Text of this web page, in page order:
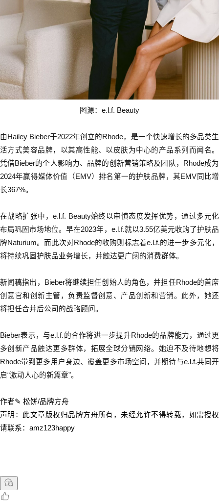
图源： e.l.f. Beauty
由Hailey Bieber于2022年创立的Rhode，是一个快速增长的多品类生
活方式美容品牌，以其高性能、以皮肤为中心的产品系列而闻名。
凭借Bieber的个人影响力、品牌的创新营销策略及团队，Rhode成为
2024年赢得媒体价值（EMV）排名第一的护肤品牌，其EMV同比增
长367%。
在战略扩张中，e.l.f. Beauty始终以审慎态度发挥优势，通过多元化
布局巩固市场地位。早在2023年，e.l.f.就以3.55亿美元收购了护肤品
牌Naturium。而此次对Rhode的收购则标志着e.l.f.的进一步多元化，
将持续巩固护肤品业务增长，并触达更广阔的消费群体。
新闻稿指出，
Bieber将继续担任创始人的角色，并担任Rhode的首席
创意官和创新主管，负责监督创意、产品创新和营销。 此外， 她还
将担任合并后公司的战略顾问。
Bieber表示，与e.l.f.的合作将进一步提升Rhode的品牌能力，通过更
多创新产品触达更多群体，拓展全球分销网络。她迫不及待地想将
Rhode带到更多用户身边、覆盖更多市场空间，并期待与e.l.f.共同开
启“激动人心的新篇章”。
作者✎ 松饼/品牌方舟
声明：此文章版权归品牌方舟所有，未经允许不得转载，如需授权
请联系：amz123happy